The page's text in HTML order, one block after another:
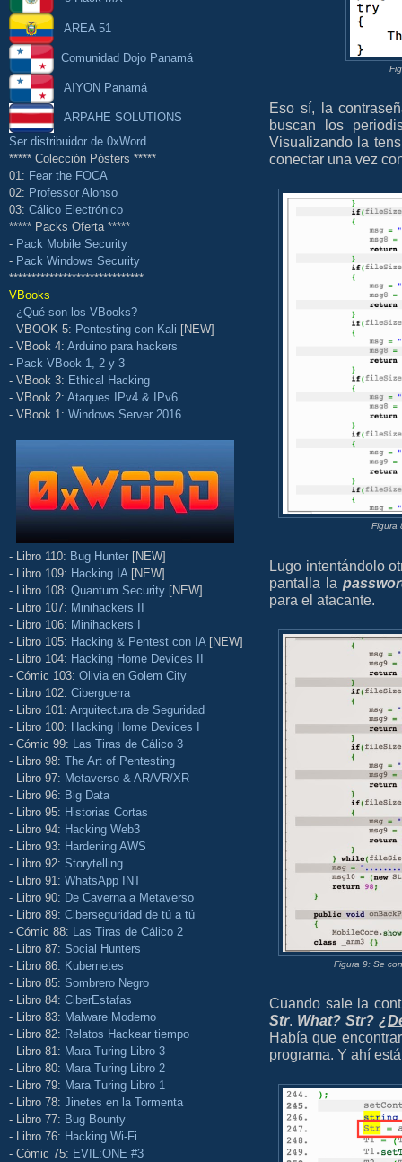
AREA 51
Comunidad Dojo Panamá
AIYON Panamá
ARPAHE SOLUTIONS
Ser distribuidor de 0xWord
***** Colección Pósters *****
01: Fear the FOCA
02: Professor Alonso
03: Cálico Electrónico
***** Packs Oferta *****
- Pack Mobile Security
- Pack Windows Security
******************************
VBooks
- ¿Qué son los VBooks?
- VBOOK 5: Pentesting con Kali [NEW]
- VBook 4: Arduino para hackers
- Pack VBook 1, 2 y 3
- VBook 3: Ethical Hacking
- VBook 2: Ataques IPv4 & IPv6
- VBook 1: Windows Server 2016
- Libro 110: Bug Hunter [NEW]
- Libro 109: Hacking IA [NEW]
- Libro 108: Quantum Security [NEW]
- Libro 107: Minihackers II
- Libro 106: Minihackers I
- Libro 105: Hacking & Pentest con IA [NEW]
- Libro 104: Hacking Home Devices II
- Cómic 103: Olivia en Golem City
- Libro 102: Ciberguerra
- Libro 101: Arquitectura de Seguridad
- Libro 100: Hacking Home Devices I
- Cómic 99: Las Tiras de Cálico 3
- Libro 98: The Art of Pentesting
- Libro 97: Metaverso & AR/VR/XR
- Libro 96: Big Data
- Libro 95: Historias Cortas
- Libro 94: Hacking Web3
- Libro 93: Hardening AWS
- Libro 92: Storytelling
- Libro 91: WhatsApp INT
- Libro 90: De Caverna a Metaverso
- Libro 89: Ciberseguridad de tú a tú
- Cómic 88: Las Tiras de Cálico 2
- Libro 87: Social Hunters
- Libro 86: Kubernetes
- Libro 85: Sombrero Negro
- Libro 84: CiberEstafas
- Libro 83: Malware Moderno
- Libro 82: Relatos Hackear tiempo
- Libro 81: Mara Turing Libro 3
- Libro 80: Mara Turing Libro 2
- Libro 79: Mara Turing Libro 1
- Libro 78: Jinetes en la Tormenta
- Libro 77: Bug Bounty
- Libro 76: Hacking Wi-Fi
- Cómic 75: EVIL:ONE #3
Eso sí, la
buscan los
Visualizando la
conectar una vez
Figura
Lugo intentándolo
pantalla la
para el atacante.
Figura 9: Se
Cuando sale la
Str. What? Str?
Había que
programa. Y ahí